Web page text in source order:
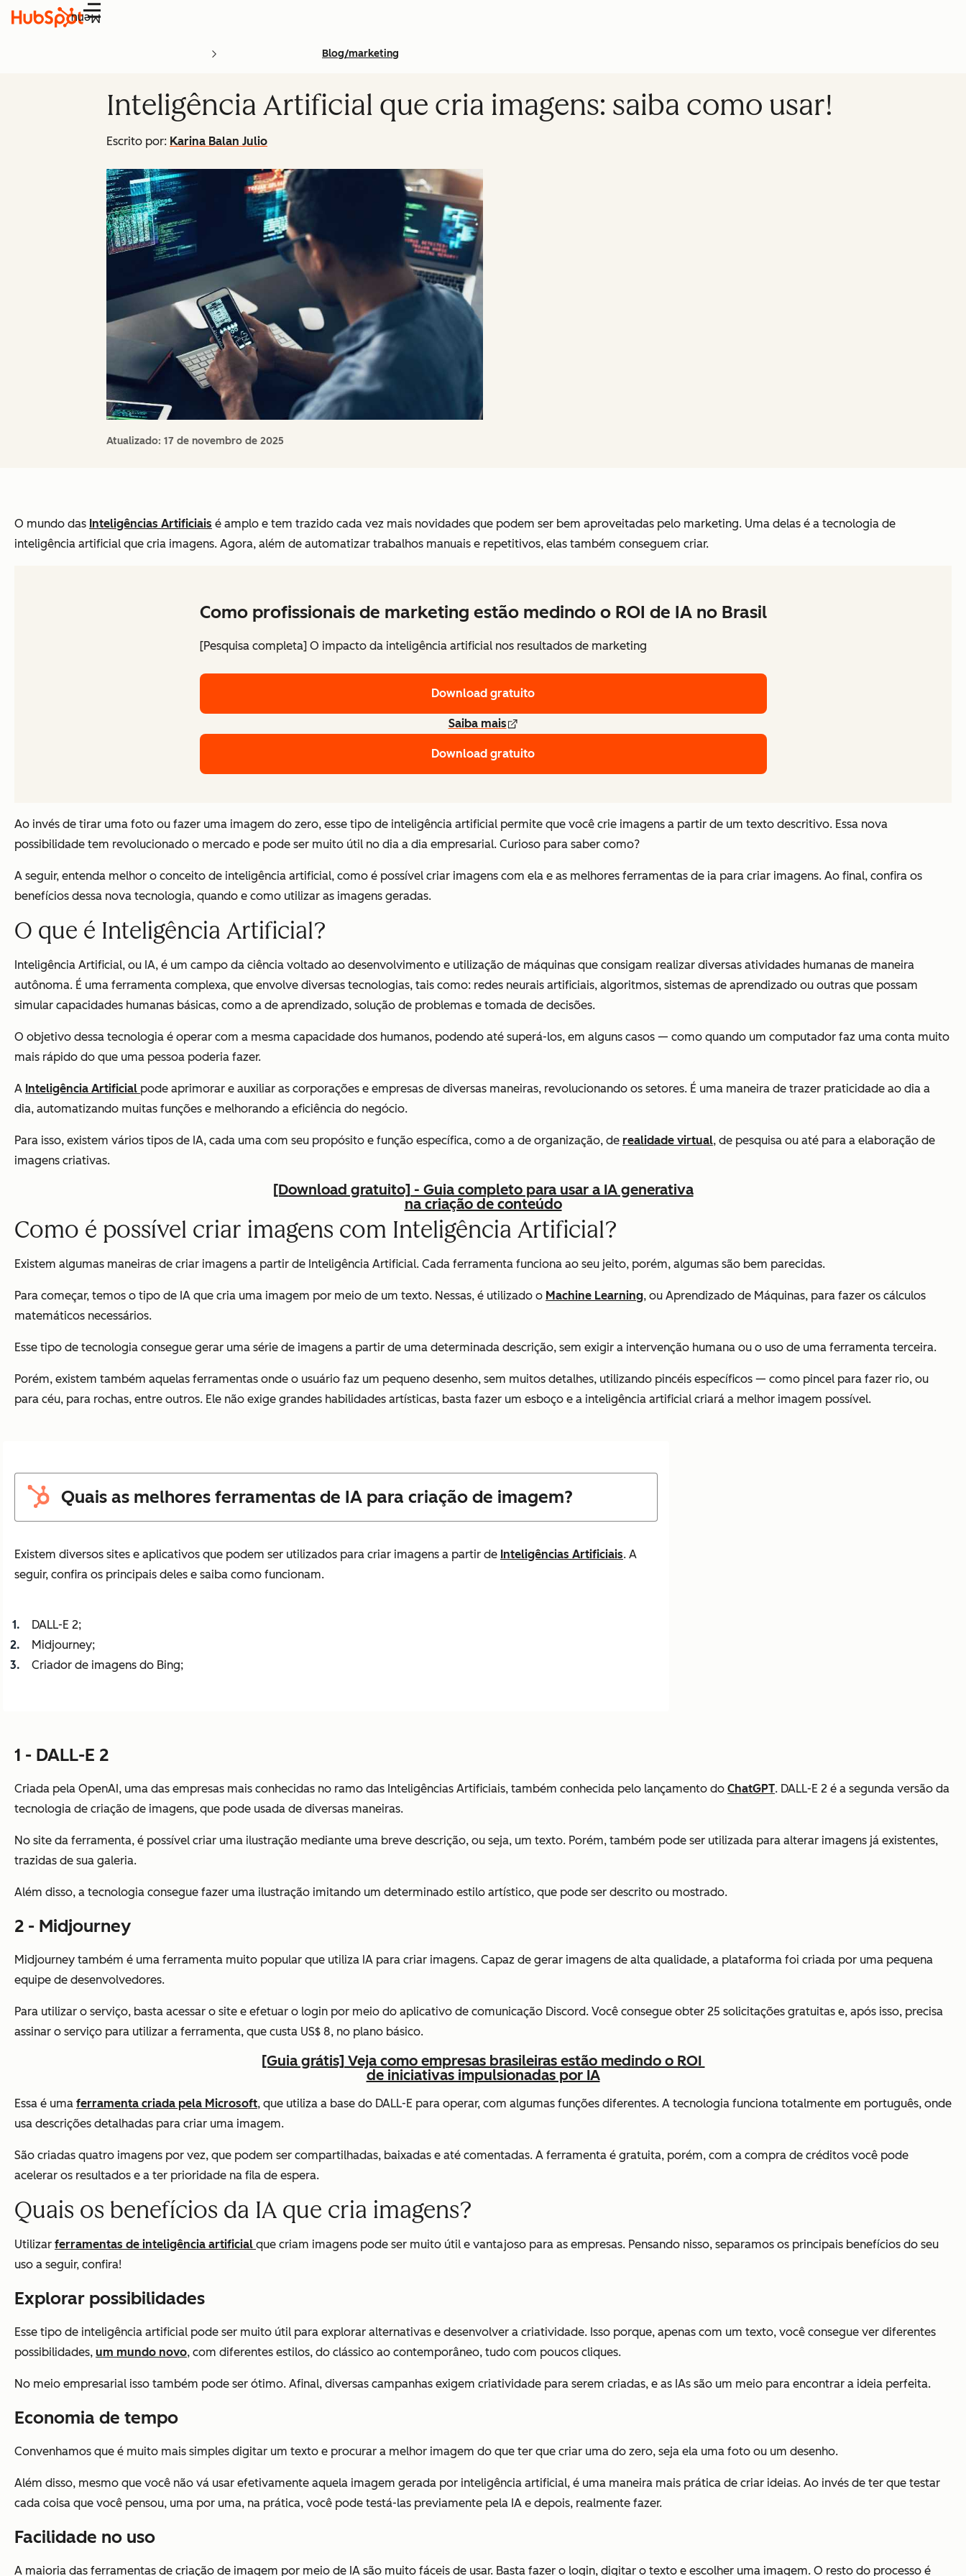
Menu
Blog/marketing
Inteligência Artificial que cria imagens: saiba como usar!
Escrito por: Karina Balan Julio
Atualizado: 17 de novembro de 2025
O mundo das Inteligências Artificiais é amplo e tem trazido cada vez mais novidades que podem ser bem aproveitadas pelo marketing. Uma delas é a tecnologia de
inteligência artificial que cria imagens. Agora, além de automatizar trabalhos manuais e repetitivos, elas também conseguem criar.
Como profissionais de marketing estão medindo o ROI de IA no Brasil
[Pesquisa completa] O impacto da inteligência artificial nos resultados de marketing
Download gratuito
Saiba mais
Download gratuito
Ao invés de tirar uma foto ou fazer uma imagem do zero, esse tipo de inteligência artificial permite que você crie imagens a partir de um texto descritivo. Essa nova
possibilidade tem revolucionado o mercado e pode ser muito útil no dia a dia empresarial. Curioso para saber como?
A seguir, entenda melhor o conceito de inteligência artificial, como é possível criar imagens com ela e as melhores ferramentas de ia para criar imagens. Ao final, confira os
benefícios dessa nova tecnologia, quando e como utilizar as imagens geradas.
O que é Inteligência Artificial?
Inteligência Artificial, ou IA, é um campo da ciência voltado ao desenvolvimento e utilização de máquinas que consigam realizar diversas atividades humanas de maneira
autônoma. É uma ferramenta complexa, que envolve diversas tecnologias, tais como: redes neurais artificiais, algoritmos, sistemas de aprendizado ou outras que possam
simular capacidades humanas básicas, como a de aprendizado, solução de problemas e tomada de decisões.
O objetivo dessa tecnologia é operar com a mesma capacidade dos humanos, podendo até superá-los, em alguns casos — como quando um computador faz uma conta muito
mais rápido do que uma pessoa poderia fazer.
A Inteligência Artificial pode aprimorar e auxiliar as corporações e empresas de diversas maneiras, revolucionando os setores. É uma maneira de trazer praticidade ao dia a
dia, automatizando muitas funções e melhorando a eficiência do negócio.
Para isso, existem vários tipos de IA, cada uma com seu propósito e função específica, como a de organização, de realidade virtual, de pesquisa ou até para a elaboração de
imagens criativas.
[Download gratuito] - Guia completo para usar a IA generativa
na criação de conteúdo
Como é possível criar imagens com Inteligência Artificial?
Existem algumas maneiras de criar imagens a partir de Inteligência Artificial. Cada ferramenta funciona ao seu jeito, porém, algumas são bem parecidas.
Para começar, temos o tipo de IA que cria uma imagem por meio de um texto. Nessas, é utilizado o Machine Learning, ou Aprendizado de Máquinas, para fazer os cálculos
matemáticos necessários.
Esse tipo de tecnologia consegue gerar uma série de imagens a partir de uma determinada descrição, sem exigir a intervenção humana ou o uso de uma ferramenta terceira.
Porém, existem também aquelas ferramentas onde o usuário faz um pequeno desenho, sem muitos detalhes, utilizando pincéis específicos — como pincel para fazer rio, ou
para céu, para rochas, entre outros. Ele não exige grandes habilidades artísticas, basta fazer um esboço e a inteligência artificial criará a melhor imagem possível.
Quais as melhores ferramentas de IA para criação de imagem?
Existem diversos sites e aplicativos que podem ser utilizados para criar imagens a partir de Inteligências Artificiais. A
seguir, confira os principais deles e saiba como funcionam.
DALL-E 2;
Midjourney;
Criador de imagens do Bing;
1 - DALL-E 2
Criada pela OpenAI, uma das empresas mais conhecidas no ramo das Inteligências Artificiais, também conhecida pelo lançamento do ChatGPT. DALL-E 2 é a segunda versão da
tecnologia de criação de imagens, que pode usada de diversas maneiras.
No site da ferramenta, é possível criar uma ilustração mediante uma breve descrição, ou seja, um texto. Porém, também pode ser utilizada para alterar imagens já existentes,
trazidas de sua galeria.
Além disso, a tecnologia consegue fazer uma ilustração imitando um determinado estilo artístico, que pode ser descrito ou mostrado.
2 - Midjourney
Midjourney também é uma ferramenta muito popular que utiliza IA para criar imagens. Capaz de gerar imagens de alta qualidade, a plataforma foi criada por uma pequena
equipe de desenvolvedores.
Para utilizar o serviço, basta acessar o site e efetuar o login por meio do aplicativo de comunicação Discord. Você consegue obter 25 solicitações gratuitas e, após isso, precisa
assinar o serviço para utilizar a ferramenta, que custa US$ 8, no plano básico.
[Guia grátis] Veja como empresas brasileiras estão medindo o ROI
de iniciativas impulsionadas por IA
Essa é uma ferramenta criada pela Microsoft, que utiliza a base do DALL-E para operar, com algumas funções diferentes. A tecnologia funciona totalmente em português, onde
usa descrições detalhadas para criar uma imagem.
São criadas quatro imagens por vez, que podem ser compartilhadas, baixadas e até comentadas. A ferramenta é gratuita, porém, com a compra de créditos você pode
acelerar os resultados e a ter prioridade na fila de espera.
Quais os benefícios da IA que cria imagens?
Utilizar ferramentas de inteligência artificial que criam imagens pode ser muito útil e vantajoso para as empresas. Pensando nisso, separamos os principais benefícios do seu
uso a seguir, confira!
Explorar possibilidades
Esse tipo de inteligência artificial pode ser muito útil para explorar alternativas e desenvolver a criatividade. Isso porque, apenas com um texto, você consegue ver diferentes
possibilidades, um mundo novo, com diferentes estilos, do clássico ao contemporâneo, tudo com poucos cliques.
No meio empresarial isso também pode ser ótimo. Afinal, diversas campanhas exigem criatividade para serem criadas, e as IAs são um meio para encontrar a ideia perfeita.
Economia de tempo
Convenhamos que é muito mais simples digitar um texto e procurar a melhor imagem do que ter que criar uma do zero, seja ela uma foto ou um desenho.
Além disso, mesmo que você não vá usar efetivamente aquela imagem gerada por inteligência artificial, é uma maneira mais prática de criar ideias. Ao invés de ter que testar
cada coisa que você pensou, uma por uma, na prática, você pode testá-las previamente pela IA e depois, realmente fazer.
Facilidade no uso
A maioria das ferramentas de criação de imagem por meio de IA são muito fáceis de usar. Basta fazer o login, digitar o texto e escolher uma imagem. O resto do processo é